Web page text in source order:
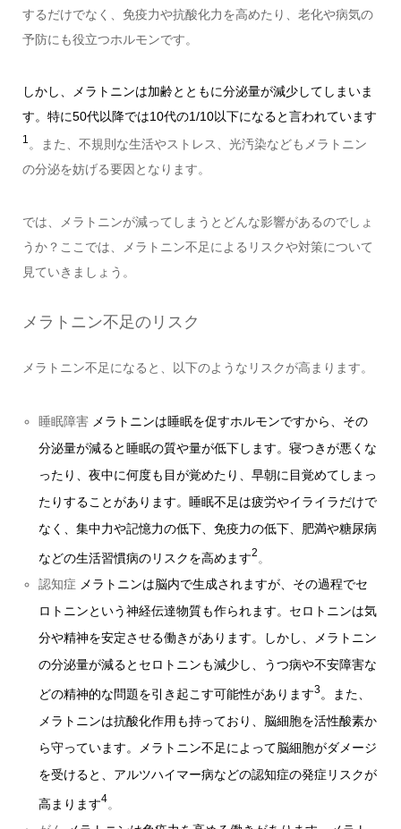
するだけでなく、免疫力や抗酸化力を高めたり、老化や病気の
予防にも役立つホルモンです。
しかし、メラトニンは加齢とともに分泌量が減少してしまいま
す。特に50代以降では10代の1/10以下になると言われています
1 。また、不規則な生活やストレス、光汚染などもメラトニン
の分泌を妨げる要因となります。
では、メラトニンが減ってしまうとどんな影響があるのでしょ
うか？ここでは、メラトニン不足によるリスクや対策について
見ていきましょう。
メラトニン不足のリスク
メラトニン不足になると、以下のようなリスクが高まります。
睡眠障害 メラトニンは睡眠を促すホルモンですから、その
分泌量が減ると睡眠の質や量が低下します。寝つきが悪くな
ったり、夜中に何度も目が覚めたり、早朝に目覚めてしまっ
たりすることがあります。睡眠不足は疲労やイライラだけで
なく、集中力や記憶力の低下、免疫力の低下、肥満や糖尿病
などの生活習慣病のリスクを高めます2
認知症 メラトニンは脳内で生成されますが、その過程でセ
ロトニンという神経伝達物質も作られます。セロトニンは気
分や精神を安定させる働きがあります。しかし、メラトニン
の分泌量が減るとセロトニンも減少し、うつ病や不安障害な
どの精神的な問題を引き起こす可能性があります3。また、
メラトニンは抗酸化作用も持っており、脳細胞を活性酸素か
ら守っています。メラトニン不足によって脳細胞がダメージ
を受けると、アルツハイマー病などの認知症の発症リスクが
高まります4。